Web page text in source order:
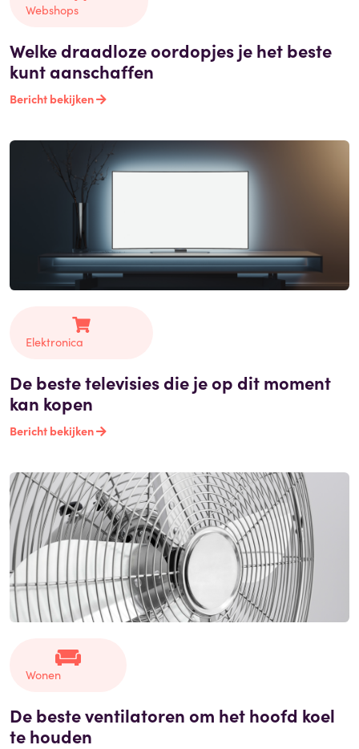
Webshops
Welke draadloze oordopjes je het beste
kunt aanschaffen
Bericht bekijken
Elektronica
De beste televisies die je op dit moment
kan kopen
Bericht bekijken
Wonen
De beste ventilatoren om het hoofd koel
te houden